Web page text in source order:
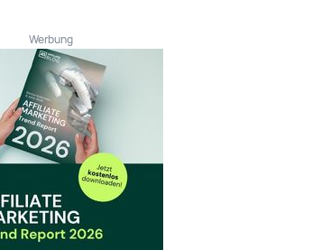
Werbung